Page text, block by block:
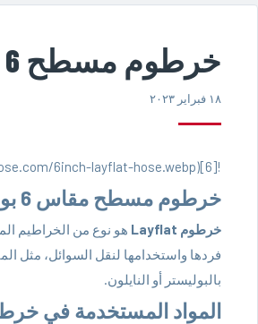
خرطوم مسطح 6 بوصات
١٨ فبراير ٢٠٢٣
![6](https://img.sunhose.com/6inch-layflat-hose.webp)
خرطوم مسطح مقاس 6 بوصة
خرطوم Layflat
هو نوع من الخراطيم
بالبوليستر أو النايلون.
المواد المستخدمة في